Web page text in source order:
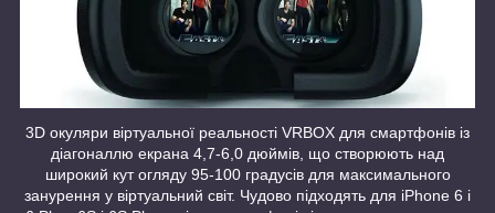
3D окуляри віртуальної реальності VRBOX для смартфонів із
діагоналлю екрана 4,7-6,0 дюймів, що створюють над
широкий кут огляду 95-100 градусів для максимального
занурення у віртуальний світ. Чудово підходять для iPhone 6 і